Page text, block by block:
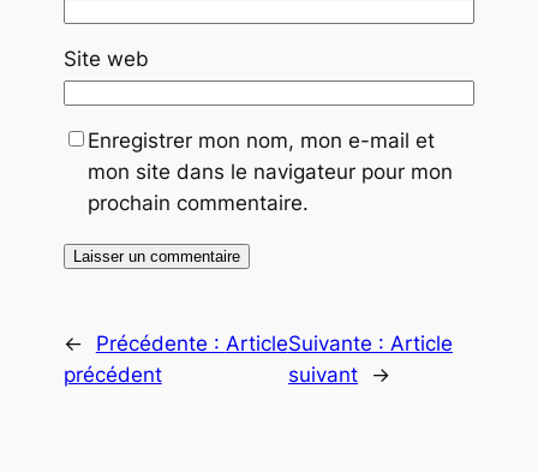
Site web
Enregistrer mon nom, mon e-mail et
mon site dans le navigateur pour mon
prochain commentaire.
← Précédente : Article
précédent
Suivante :Article
suivant
→